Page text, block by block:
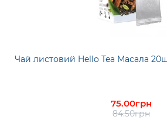
Чай листовий Hello Tea Масала
75.00грн
84.50грн